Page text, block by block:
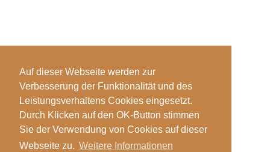
Auf dieser Webseite werden zur
Verbesserung der Funktionalität und des
Leistungsverhaltens Cookies eingesetzt.
Durch Klicken auf den OK-Button stimmen
Sie der Verwendung von Cookies auf dieser
Webseite zu. Weitere Informationen